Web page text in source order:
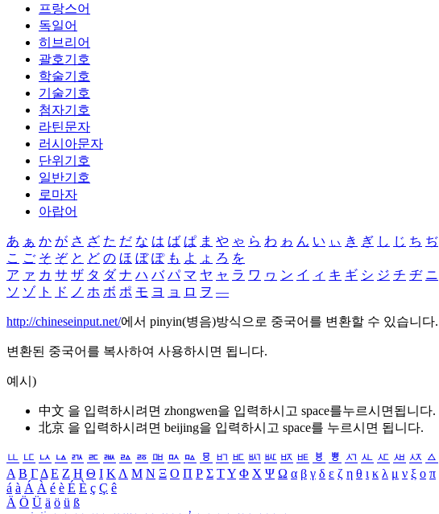
프랑스어
독일어
히브리어
괄호기호
학술기호
기술기호
첨자기호
라틴문자
러시아문자
단위기호
일반기호
로마자
아랍어
あ ぁ か が さ ざ た だ な は ば ぱ ま や ゃ ら わ ゎ ん い ぃ き ぎ し じ ち ぢ
こ ご そ ぞ と ど の ほ ぼ ぽ も よ ょ ろ を
ア ァ カ サ ザ タ ダ ナ ハ バ パ マ ヤ ャ ラ ワ ヮ ン イ ィ キ ギ シ ジ チ ヂ ニ
ソ ゾ ト ド ノ ホ ボ ポ モ ヨ ョ ロ ヲ ―
http://chineseinput.net/에서 pinyin(병음)방식으로 중국어를 변환할 수 있습니다.
변환된 중국어를 복사하여 사용하시면 됩니다.
예시)
中文 을 입력하시려면 zhongwen을 입력하시고 space를누르시면됩니다.
北京 을 입력하시려면 beijing을 입력하시고 space를 누르시면 됩니다.
ㅥ ㅦ ㅧ ㅨ ㅩ ㅪ ㅫ ㅬ ㅭ ㅮ ㅯ ㅰ ㅱ ㅲ ㅳ ㅴ ㅵ ㅶ ㅷ ㅸ ㅹ ㅺ ㅻ ㅼ ㅽ ㅾ ㅿ
Α Β ΓΔ Ε Ζ Η Θ Ι ΚΛ Μ Ν Ξ Ο Π Ρ Σ ΤΥ Φ Χ Ψ Ω α β γ δ ε ζ η θ ι κ λ μ ν ξ ο π
á à Á À é è É È ç Ç ê
Ä Ö Ü ä ö ü ß